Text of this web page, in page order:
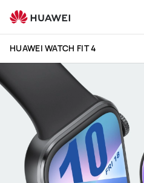
HUAWEI
WATCH
FIT
HUAWEI WATCH FIT 4